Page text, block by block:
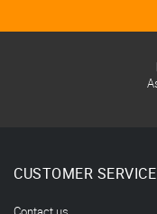
CUSTOMER SERVICE